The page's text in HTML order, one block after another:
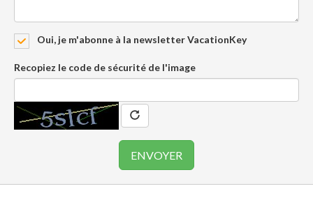
Oui, je m'abonne à la newsletter VacationKey
Recopiez le code de sécurité de l'image